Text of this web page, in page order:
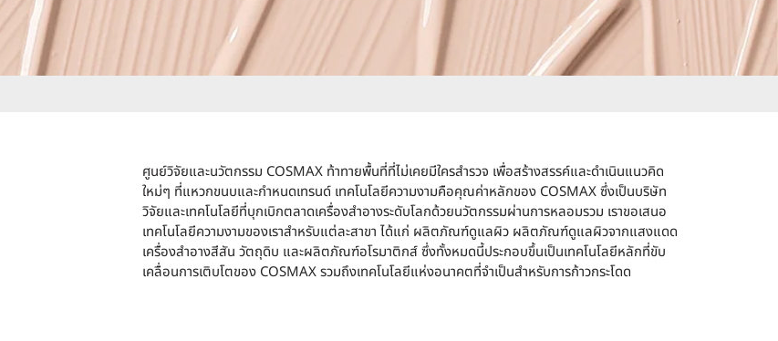
ศูนย์วิจัยและนวัตกรรม COSMAX ท้าทายพื้นที่ที่ไม่เคยมีใครสำรวจ เพื่อสร้างสรรค์และดำเนินแนวคิด
ใหม่ๆ ที่แหวกขนบและกำหนดเทรนด์ เทคโนโลยีความงามคือคุณค่าหลักของ COSMAX ซึ่งเป็นบริษัท
วิจัยและเทคโนโลยีที่บุกเบิกตลาดเครื่องสำอางระดับโลกด้วยนวัตกรรมผ่านการหลอมรวม เราขอเสนอ
เทคโนโลยีความงามของเราสำหรับแต่ละสาขา ได้แก่ ผลิตภัณฑ์ดูแลผิว ผลิตภัณฑ์ดูแลผิวจากแสงแดด
เครื่องสำอางสีสัน วัตถุดิบ และผลิตภัณฑ์อโรมาติกส์ ซึ่งทั้งหมดนี้ประกอบขึ้นเป็นเทคโนโลยีหลักที่ขับ
เคลื่อนการเติบโตของ COSMAX รวมถึงเทคโนโลยีแห่งอนาคตที่จำเป็นสำหรับการก้าวกระโดด